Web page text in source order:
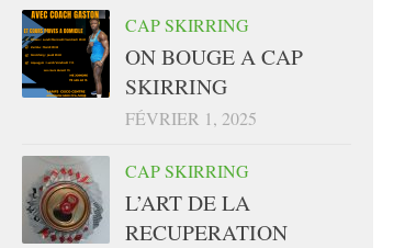
CAP SKIRRING
ON BOUGE A CAP
SKIRRING
FÉVRIER 1, 2025
CAP SKIRRING
L’ART DE LA
RECUPERATION